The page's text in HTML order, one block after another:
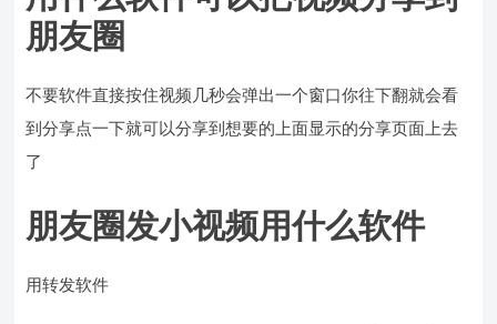
朋友圈
不要软件直接按住视频几秒会弹出一个窗口你往下翻就会看
到分享点一下就可以分享到想要的上面显示的分享页面上去
了
朋友圈发小视频用什么软件
用转发软件